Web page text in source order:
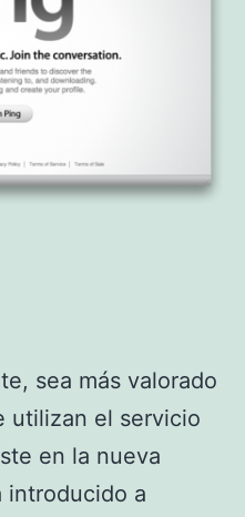
sea más valorado
utilizan el servicio
en la nueva
introducido a